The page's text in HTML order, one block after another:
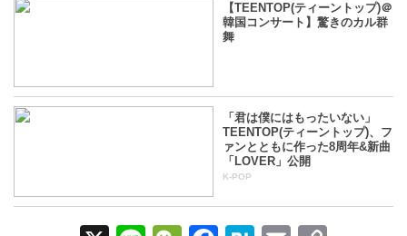
【TEENTOP(ティーントップ)＠
韓国コンサート】驚きのカル群
舞
「君は僕にはもったいない」
TEENTOP(ティーントップ)、フ
ァンとともに作った8周年&新曲
「LOVER」公開
K-POP